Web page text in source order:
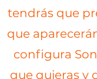
tendrás que
que
configura
que quieras y